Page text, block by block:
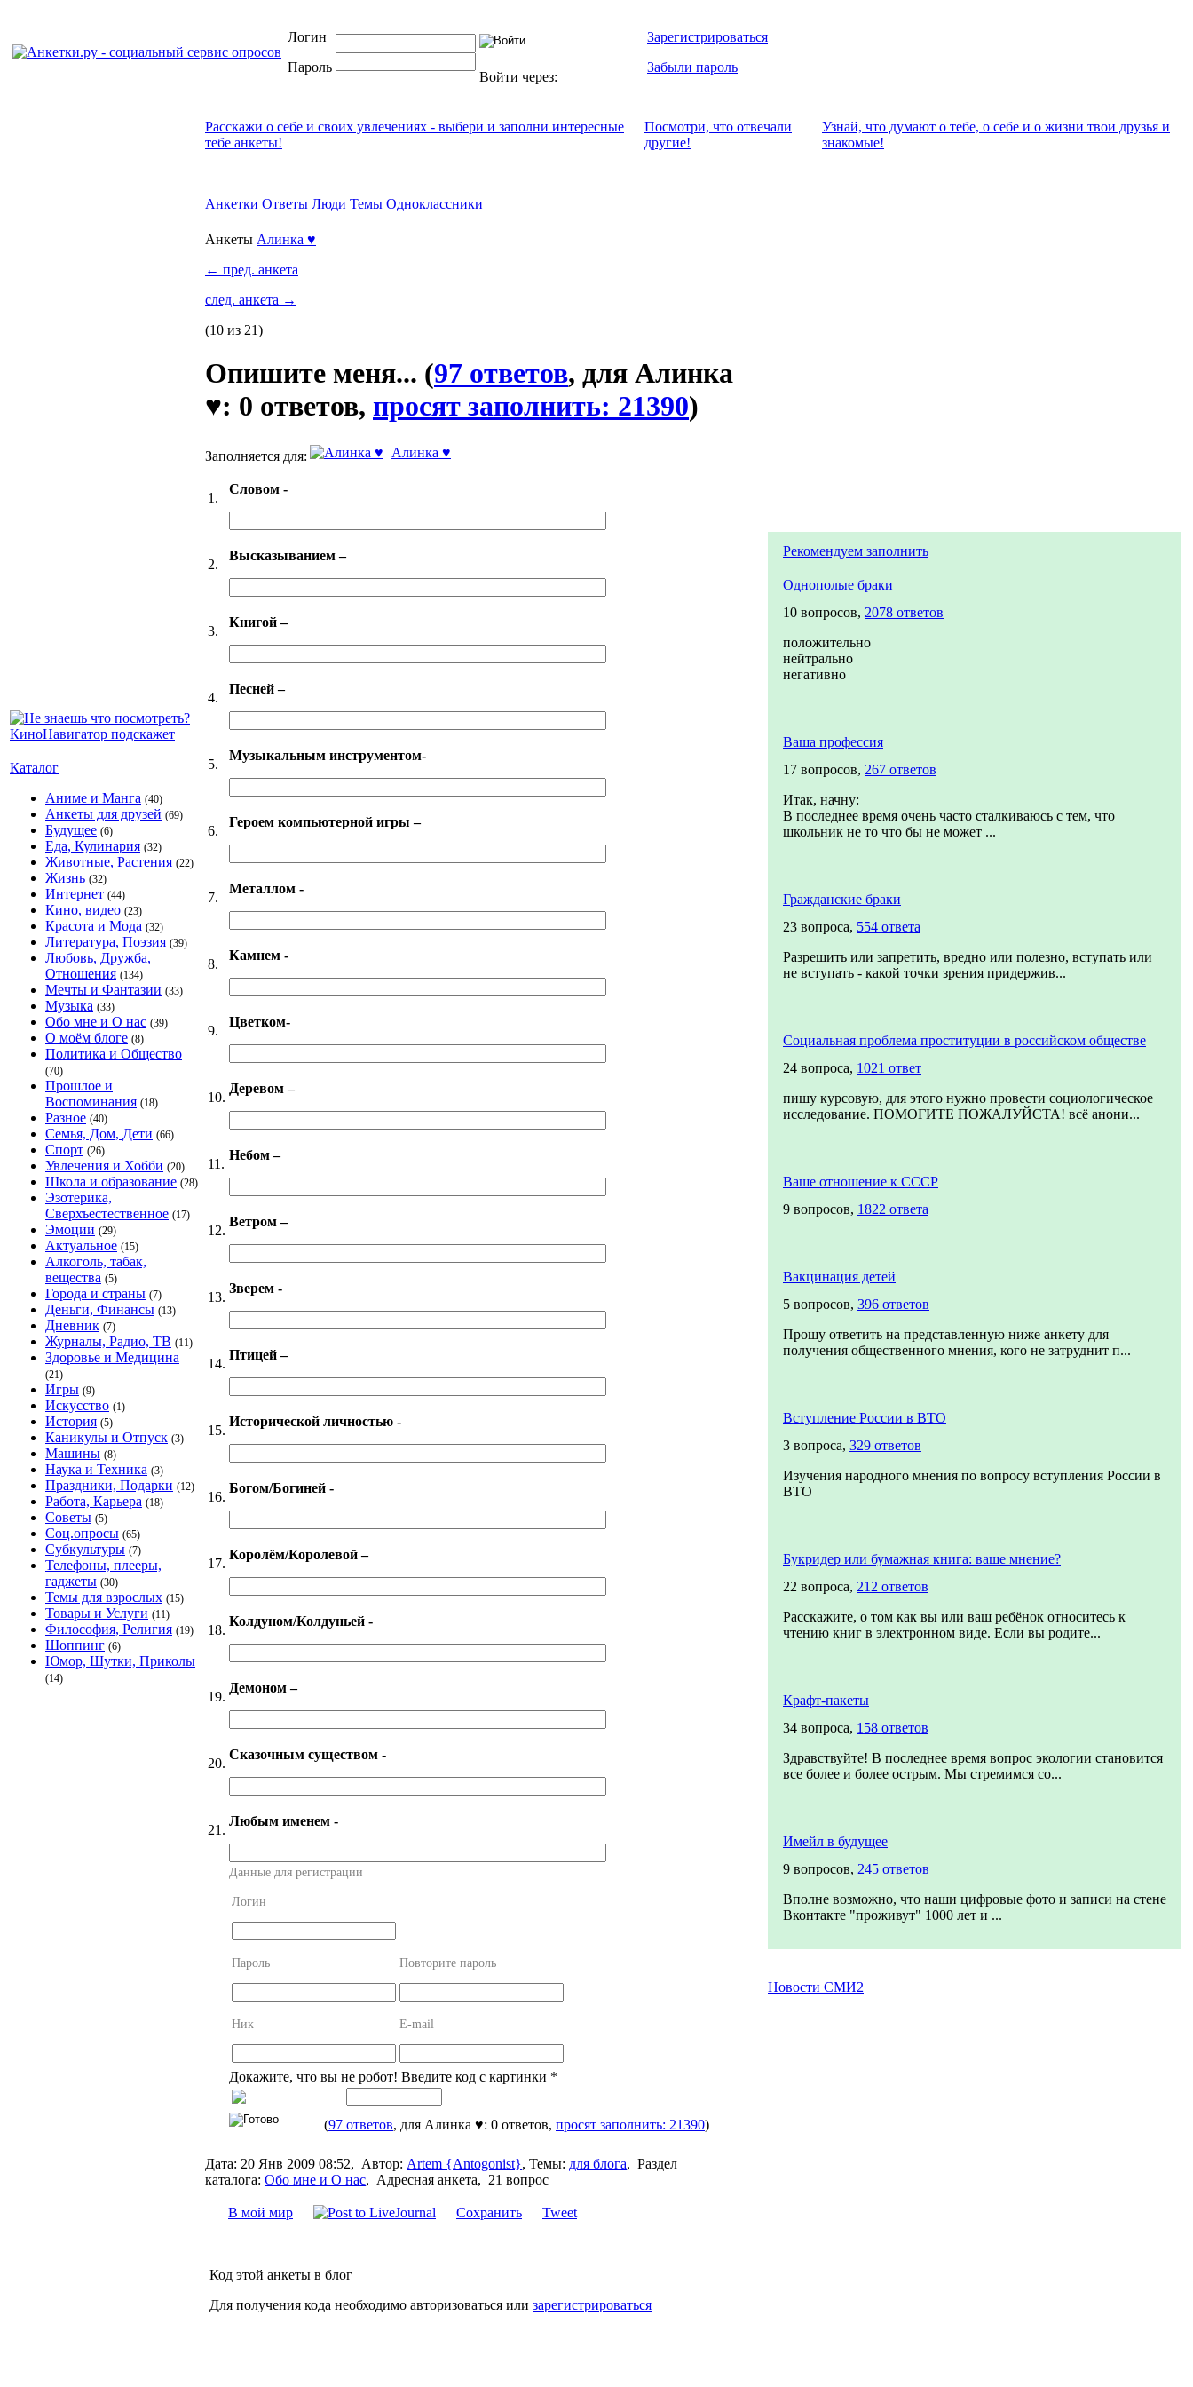
Логин
Пароль
Войти через:
Зарегистрироваться
Забыли пароль
Каталог
Аниме и Манга (40)
Анкеты для друзей (69)
Будущее (6)
Еда, Кулинария (32)
Животные, Растения (22)
Жизнь (32)
Интернет (44)
Кино, видео (23)
Красота и Мода (32)
Литература, Поэзия (39)
Любовь, Дружба,
Отношения (134)
Мечты и Фантазии (33)
Музыка (33)
Обо мне и О нас (39)
О моём блоге (8)
Политика и Общество
(70)
Прошлое и
Воспоминания (18)
Разное (40)
Семья, Дом, Дети (66)
Спорт (26)
Увлечения и Хобби (20)
Школа и образование (28)
Эзотерика,
Сверхъестественное (17)
Эмоции (29)
Актуальное (15)
Алкоголь, табак,
вещества (5)
Города и страны (7)
Деньги, Финансы (13)
Дневник (7)
Журналы, Радио, ТВ (11)
Здоровье и Медицина
(21)
Игры (9)
Искусство (1)
История (5)
Каникулы и Отпуск (3)
Машины (8)
Наука и Техника (3)
Праздники, Подарки (12)
Работа, Карьера (18)
Советы (5)
Соц.опросы (65)
Субкультуры (7)
Телефоны, плееры,
гаджеты (30)
Темы для взрослых (15)
Товары и Услуги (11)
Философия, Религия (19)
Шоппинг (6)
Юмор, Шутки, Приколы
(14)
Расскажи о себе и своих увлечениях - выбери и заполни интересные
тебе анкеты!
Посмотри, что отвeчали
другие!
Узнай, что думают о тебе, о себе и о жизни твои друзья и
знакомые!
Анкетки Ответы Люди Темы Одноклассники
Анкеты Алинка ♥
← пред. анкета
след. анкета →
(10 из 21)
Опишите меня... (97 ответов, для Алинка
♥: 0 ответов, просят заполнить: 21390)
Заполняется для: Алинка ♥
1.
Словом -
2.
Высказыванием –
3.
Книгой –
4.
Песней –
5.
Музыкальным инструментом-
6.
Героем компьютерной игры –
7.
Металлом -
8.
Камнем -
9.
Цветком-
10.
Деревом –
11.
Небом –
12.
Ветром –
13.
Зверем -
14.
Птицей –
15.
Исторической личностью -
16.
Богом/Богиней -
17.
Королём/Королевой –
18.
Колдуном/Колдуньей -
19.
Демоном –
20.
Сказочным существом -
21.
Любым именем -
Данные для регистрации
Логин
Пароль Повторите пароль
Ник E-mail
Докажите, что вы не робот! Введите код с картинки *
(97 ответов, для Алинка ♥: 0 ответов, просят заполнить: 21390)
Дата: 20 Янв 2009 08:52, Автор: Artem {Antogonist}, Темы: для блога, Раздел
каталога: Обо мне и О нас, Адресная анкета, 21 вопрос
В мой мир Сохранить Tweet
Код этой анкеты в блог
Для получения кода необходимо авторизоваться или зарегистрироваться
Рекомендуем заполнить
Однополые браки
10 вопросов, 2078 ответов
положительно
нейтрально
негативно
Ваша профессия
17 вопросов, 267 ответов
Итак, начну:
В последнее время очень часто сталкиваюсь с тем, что
школьник не то что бы не может ...
Гражданские браки
23 вопроса, 554 ответа
Разрешить или запретить, вредно или полезно, вступать или
не вступать - какой точки зрения придержив...
Социальная проблема проституции в российском обществе
24 вопроса, 1021 ответ
пишу курсовую, для этого нужно провести социологическое
исследование. ПОМОГИТЕ ПОЖАЛУЙСТА! всё анони...
Ваше отношение к СССР
9 вопросов, 1822 ответа
Вакцинация детей
5 вопросов, 396 ответов
Прошу ответить на представленную ниже анкету для
получения общественного мнения, кого не затруднит п...
Вступление России в ВТО
3 вопроса, 329 ответов
Изучения народного мнения по вопросу вступления России в
ВТО
Букридер или бумажная книга: ваше мнение?
22 вопроса, 212 ответов
Расскажите, о том как вы или ваш ребёнок относитесь к
чтению книг в электронном виде. Если вы родите...
Крафт-пакеты
34 вопроса, 158 ответов
Здравствуйте! В последнее время вопрос экологии становится
все более и более острым. Мы стремимся со...
Имейл в будущее
9 вопросов, 245 ответов
Вполне возможно, что наши цифровые фото и записи на стене
Вконтакте "проживут" 1000 лет и ...
Новости СМИ2